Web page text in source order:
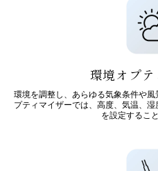
環境オプ
環境を調整し、あらゆる気象条件や
プティマイザーでは、高度、気温、
を設定するこ